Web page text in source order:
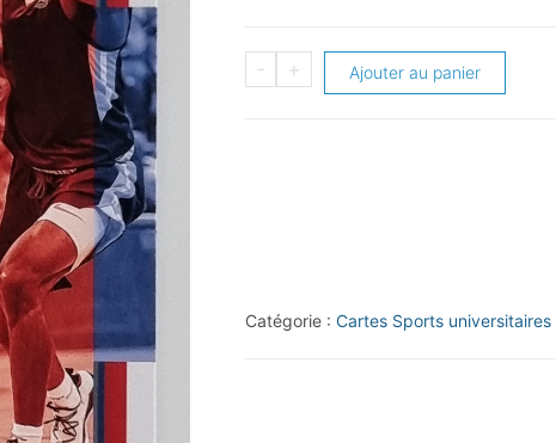
-
quantité
School
+ Ajouter au panier
Catégorie : Cartes Sports universitaires